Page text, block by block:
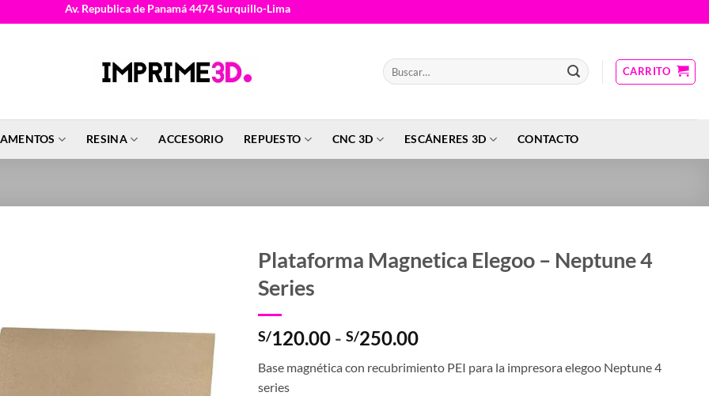
Av. Republica de Panamá 4474 Surquillo-Lima
Buscar
por:
CARRITO
RESINA ACCESORIO REPUESTO CNC 3D ESCÁNERES 3D CONTACTO
Plataforma Magnetica Elegoo – Neptune 4
Series
S/120.00 - S/250.00Rango
precios:
Base magnética con recubrimiento PEI para la impresora elegoo Neptune 4
series